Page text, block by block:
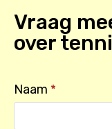
Vraag
over
Naam *